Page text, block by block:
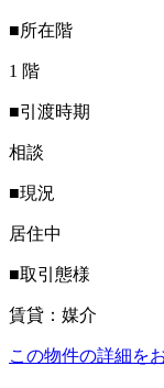
■所在階
1 階
■引渡時期
相談
■現況
居住中
■取引態様
賃貸：媒介
この物件の詳細を